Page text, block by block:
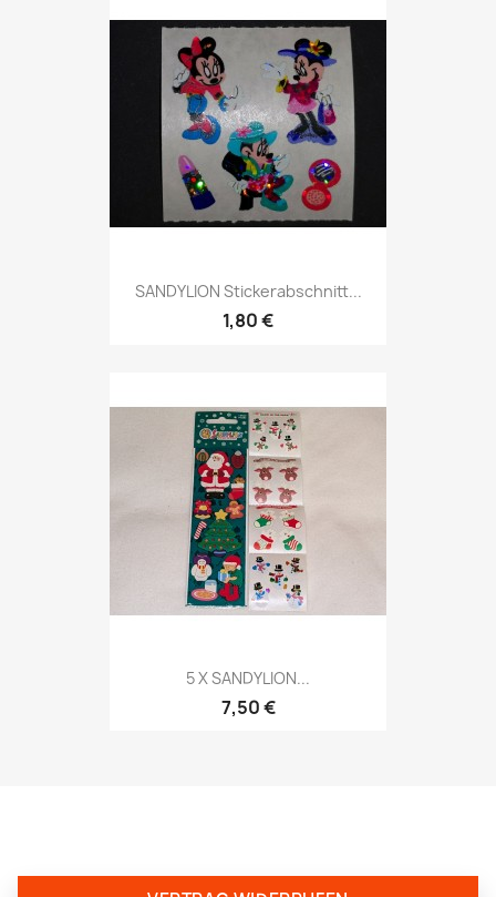
SANDYLION Stickerabschnitt...
1,80 €
5 X SANDYLION...
7,50 €